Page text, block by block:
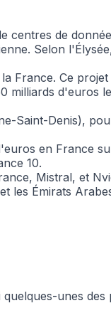
centres de
Selon
France. Ce
milliards d'euros
Saint-Denis),
en France
10.
Mistral, et
les Émirats
unes